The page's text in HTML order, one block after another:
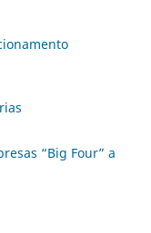
“Big Four” a